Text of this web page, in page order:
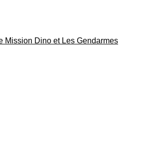
Mission Dino et Les Gendarmes